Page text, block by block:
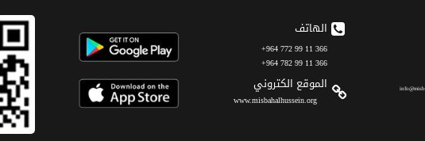
الهاتف
366 11 99 772 964+
366 11 99 782 964+
الموقع الکتروني
www.misbahalhussein.org